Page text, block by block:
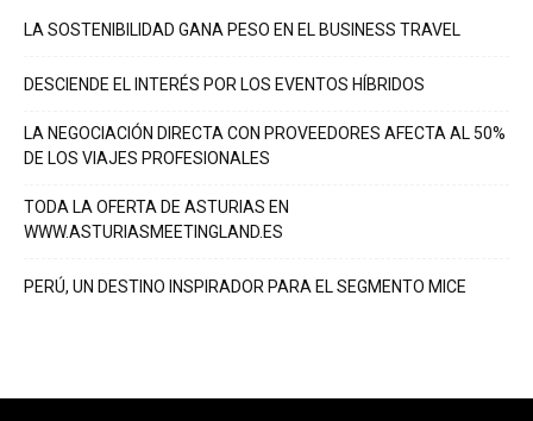
LA SOSTENIBILIDAD GANA PESO EN EL BUSINESS TRAVEL
DESCIENDE EL INTERÉS POR LOS EVENTOS HÍBRIDOS
LA NEGOCIACIÓN DIRECTA CON PROVEEDORES AFECTA AL 50%
DE LOS VIAJES PROFESIONALES
TODA LA OFERTA DE ASTURIAS EN
WWW.ASTURIASMEETINGLAND.ES
PERÚ, UN DESTINO INSPIRADOR PARA EL SEGMENTO MICE